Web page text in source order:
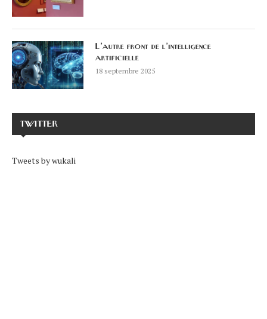
L’autre front de l’intelligence
artificielle
18 septembre 2025
TWITTER
Tweets by wukali